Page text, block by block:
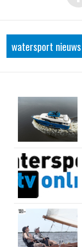
watersport nieuws